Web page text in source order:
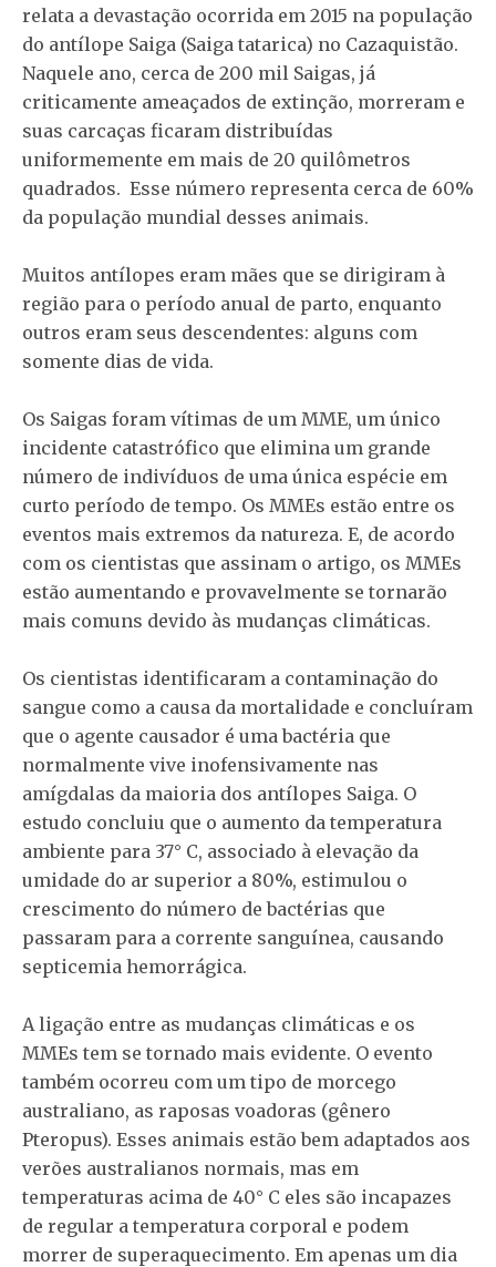
relata a devastação ocorrida em 2015 na população
do antílope Saiga (Saiga tatarica) no Cazaquistão.
Naquele ano, cerca de 200 mil Saigas, já
criticamente ameaçados de extinção, morreram e
suas carcaças ficaram distribuídas
uniformemente em mais de 20 quilômetros
quadrados. Esse número representa cerca de 60%
da população mundial desses animais.
Muitos antílopes eram mães que se dirigiram à
região para o período anual de parto, enquanto
outros eram seus descendentes: alguns com
somente dias de vida.
Os Saigas foram vítimas de um MME, um único
incidente catastrófico que elimina um grande
número de indivíduos de uma única espécie em
curto período de tempo. Os MMEs estão entre os
eventos mais extremos da natureza. E, de acordo
com os cientistas que assinam o artigo, os MMEs
estão aumentando e provavelmente se tornarão
mais comuns devido às mudanças climáticas.
Os cientistas identificaram a contaminação do
sangue como a causa da mortalidade e concluíram
que o agente causador é uma bactéria que
normalmente vive inofensivamente nas
amígdalas da maioria dos antílopes Saiga. O
estudo concluiu que o aumento da temperatura
ambiente para 37° C, associado à elevação da
umidade do ar superior a 80%, estimulou o
crescimento do número de bactérias que
passaram para a corrente sanguínea, causando
septicemia hemorrágica.
A ligação entre as mudanças climáticas e os
MMEs tem se tornado mais evidente. O evento
também ocorreu com um tipo de morcego
australiano, as raposas voadoras (gênero
Pteropus). Esses animais estão bem adaptados aos
verões australianos normais, mas em
temperaturas acima de 40° C eles são incapazes
de regular a temperatura corporal e podem
morrer de superaquecimento. Em apenas um dia